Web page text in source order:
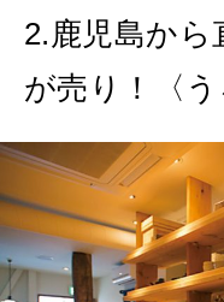
2.鹿児島から
が売り！〈